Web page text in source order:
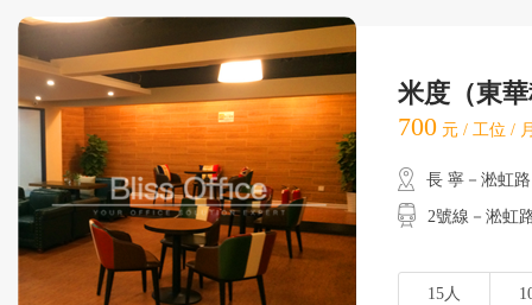
米度（東
700 元 / 工位 /
長 寧－淞虹路
2號線－淞虹
15人